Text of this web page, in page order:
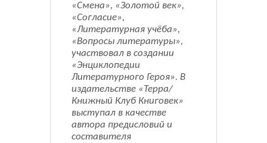
«Смена», «Золотой век»,
«Согласие»,
«Литературная учёба»,
«Вопросы литературы»,
участвовал в создании
«Энциклопедии
Литературного Героя». В
издательстве «Терра/
Книжный Клуб Книговек»
выступал в качестве
автора предисловий и
составителя